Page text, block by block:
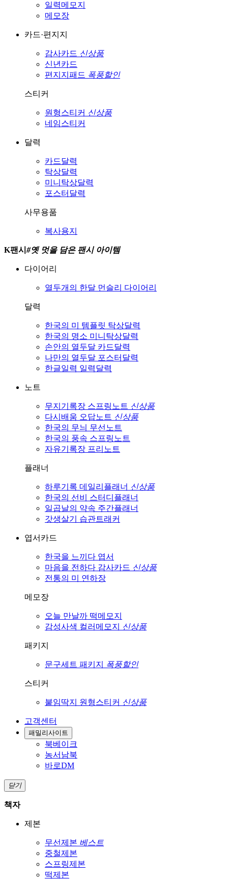
일력메모지
메모장
카드·편지지
감사카드 신상품
신년카드
편지지패드 폭풍할인
스티커
원형스티커 신상품
네임스티커
달력
카드달력
탁상달력
미니탁상달력
포스터달력
사무용품
복사용지
K팬시 #옛 멋을 담은 팬시 아이템
다이어리
열두개의 한달 먼슬리 다이어리
달력
한국의 미
템플릿 탁상달력
한국의 명소 미니탁상달력
손안의 열두달 카드달력
나만의 열두달 포스터달력
한글일력 일력달력
노트
무지기록장 스프링노트 신상품
다시배움 오답노트 신상품
한국의 무늬 무선노트
한국의 풍속 스프링노트
자유기록장 프리노트
플래너
하루기록 데일리플래너 신상품
한국의 선비
스터디플래너
일곱날의 약속 주간플래너
갓생살기
습관트래커
엽서카드
한국을 느끼다 엽서
마음을 전하다 감사카드 신상품
전통의 미
연하장
메모장
오늘 만날까 떡메모지
감성사색 컬러메모지 신상품
패키지
문구세트 패키지 폭풍할인
스티커
붙임딱지 원형스티커 신상품
고객센터
패밀리사이트
북베이크
농서남북
바로DM
닫기
책자
제본
무선제본 베스트
중철제본
스프링제본
떡제본